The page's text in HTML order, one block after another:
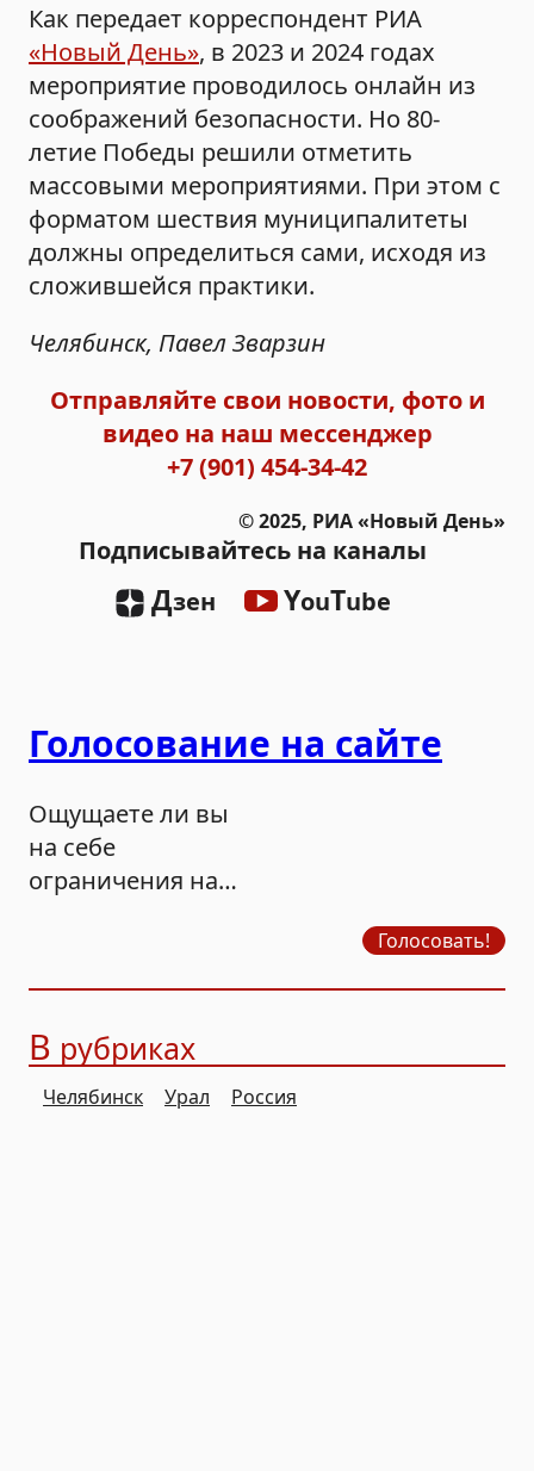
Как передает корреспондент РИА
«Новый День», в 2023 и 2024 годах
мероприятие проводилось онлайн из
соображений безопасности. Но 80-
летие Победы решили отметить
массовыми мероприятиями. При этом с
форматом шествия муниципалитеты
должны определиться сами, исходя из
сложившейся практики.
Челябинск, Павел Зварзин
Отправляйте свои новости, фото и
видео на наш мессенджер
+7 (901) 454-34-42
© 2025, РИА «Новый День»
Подписывайтесь на каналы
Дзен YouTube
Голосование на сайте
Ощущаете ли вы
на себе
ограничения на
Голосовать!
В рубриках
Челябинск Урал Россия